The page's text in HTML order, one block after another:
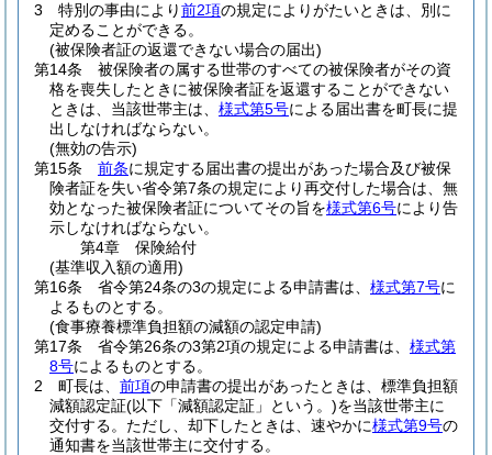
3
特別の事由により前2項の規定によりがたいときは、別に
定めることができる。
(被保険者証の返還できない場合の届出)
第14条
被保険者の属する世帯のすべての被保険者がその資
格を喪失したときに被保険者証を返還することができない
ときは、当該世帯主は、 様式第5号による届出書を町長に提
出しなければならない。
(無効の告示)
第15条
前条に規定する届出書の提出があった場合及び被保
険者証を失い省令第7条の規定により再交付した場合は、無
効となった被保険者証についてその旨を様式第6号により告
示しなければならない。
第4章
保険給付
(基準収入額の適用)
第16条
省令第24条の3の規定による申請書は、 様式第7号に
よるものとする。
(食事療養標準負担額の減額の認定申請)
第17条
省令第26条の3第2項の規定による申請書は、 様式第
8号によるものとする。
2
町長は、 前項の申請書の提出があったときは、標準負担額
減額認定証(以下「減額認定証」という。)を当該世帯主に
交付する。 ただし、却下したときは、速やかに様式第9号の
通知書を当該世帯主に交付する。